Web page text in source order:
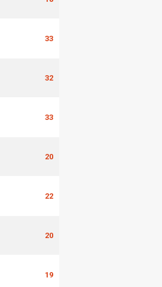
33
32
33
20
22
20
19